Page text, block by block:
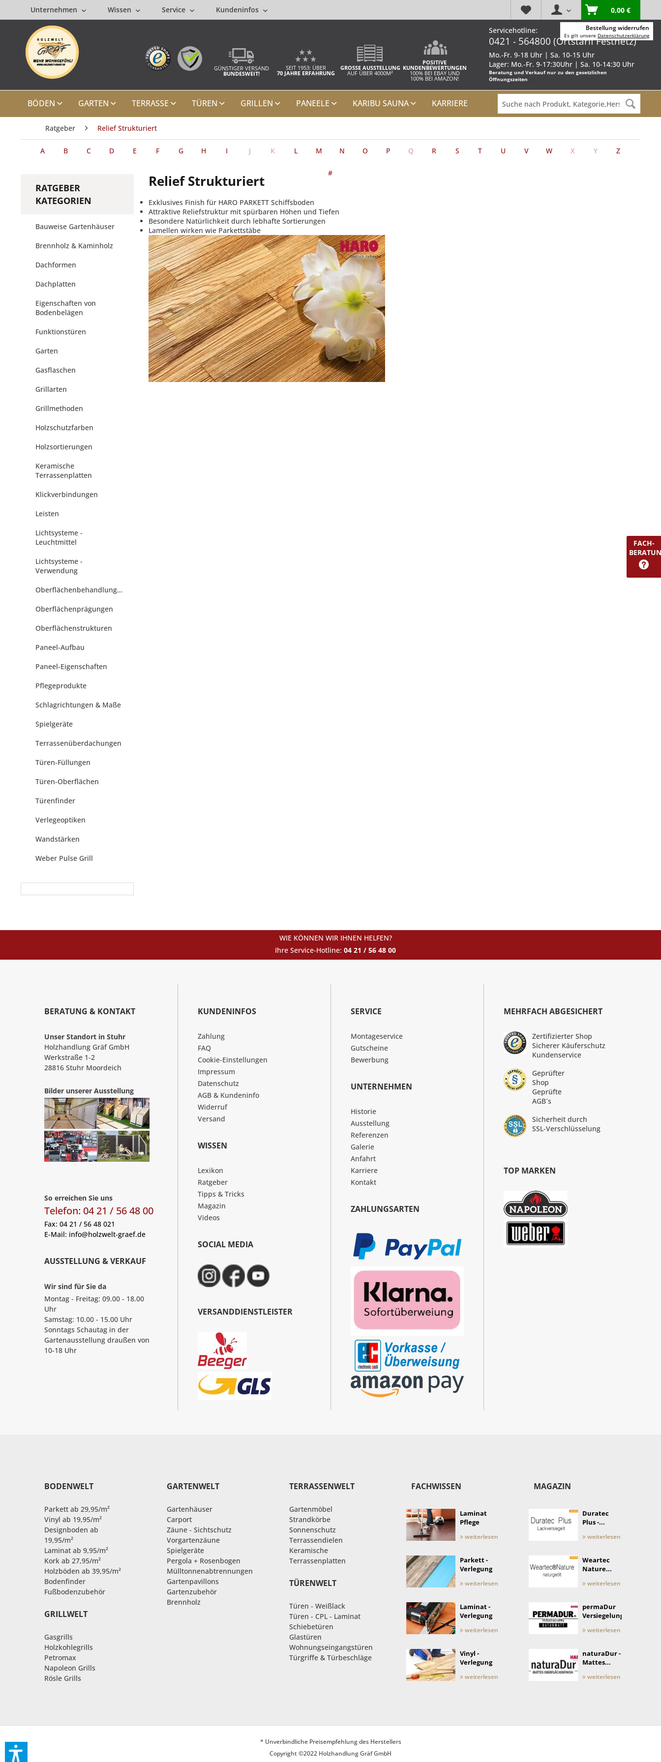
Unternehmen Wissen Service Kundeninfos 0,00 €
GÜNSTIGER VERSAND
BUNDESWEIT!
SEIT 1953: ÜBER
70 JAHRE ERFAHRUNG
GROSSE AUSSTELLUNG
AUF ÜBER 4000M²
POSITIVE
KUNDENBEWERTUNGEN
100% BEI EBAY UND
100% BEI AMAZON!
Servicehotline:
0421 - 564800 (Ortstarif Festnetz)
Mo.-Fr. 9-18 Uhr | Sa. 10-15 Uhr
Lager: Mo.-Fr. 9-17:30Uhr | Sa. 10-14:30 Uhr
Beratung und Verkauf nur zu den gesetzlichen
Öffnungszeiten
BÖDEN GARTEN TERRASSE TÜREN GRILLEN PANEELE KARIBU SAUNA KARRIERE
Ratgeber Relief Strukturiert
A B C D E F G H I J K L M N O P Q R S T U V W X Y Z
#
RATGEBER
KATEGORIEN
Bauweise Gartenhäuser
Brennholz & Kaminholz
Dachformen
Dachplatten
Eigenschaften von
Bodenbelägen
Funktionstüren
Garten
Gasflaschen
Grillarten
Grillmethoden
Holzschutzfarben
Holzsortierungen
Keramische
Terrassenplatten
Klickverbindungen
Leisten
Lichtsysteme -
Leuchtmittel
Lichtsysteme -
Verwendung
Oberflächenbehandlungen
Oberflächenprägungen
Oberflächenstrukturen
Paneel-Aufbau
Paneel-Eigenschaften
Pflegeprodukte
Schlagrichtungen & Maße
Spielgeräte
Terrassenüberdachungen
Türen-Füllungen
Türen-Oberflächen
Türenfinder
Verlegeoptiken
Wandstärken
Weber Pulse Grill
Relief Strukturiert
Exklusives Finish für HARO PARKETT Schiffsboden
Attraktive Reliefstruktur mit spürbaren Höhen und Tiefen
Besondere Natürlichkeit durch lebhafte Sortierungen
Lamellen wirken wie Parkettstäbe
FACH-
WIE KÖNNEN WIR IHNEN HELFEN?
Ihre Service-Hotline: 04 21 / 56 48 00
BERATUNG & KONTAKT
Unser Standort in Stuhr
Holzhandlung Gräf GmbH
Werkstraße 1-2
28816 Stuhr Moordeich
Bilder unserer Ausstellung
So erreichen Sie uns
Telefon: 04 21 / 56 48 00
Fax: 04 21 / 56 48 021
E-Mail: info@holzwelt-graef.de
AUSSTELLUNG & VERKAUF
Wir sind für Sie da
Montag - Freitag: 09.00 - 18.00
Uhr
Samstag: 10.00 - 15.00 Uhr
Sonntags Schautag in der
Gartenausstellung draußen von
10-18 Uhr
KUNDENINFOS
Zahlung
FAQ
Cookie-Einstellungen
Impressum
Datenschutz
AGB & Kundeninfo
Widerruf
Versand
WISSEN
Lexikon
Ratgeber
Tipps & Tricks
Magazin
Videos
SOCIAL MEDIA
VERSANDDIENSTLEISTER
SERVICE
Montageservice
Gutscheine
Bewerbung
UNTERNEHMEN
Historie
Ausstellung
Referenzen
Galerie
Anfahrt
Karriere
Kontakt
ZAHLUNGSARTEN
MEHRFACH ABGESICHERT
Zertifizierter Shop
Sicherer Käuferschutz
Kundenservice
Geprüfter
Shop
Geprüfte
AGB´s
Sicherheit durch
SSL-Verschlüsselung
TOP MARKEN
BODENWELT
Parkett ab 29,95/m²
Vinyl ab 19,95/m²
Designboden ab
19,95/m²
Laminat ab 9,95/m²
Kork ab 27,95/m²
Holzböden ab 39,95/m²
Bodenfinder
Fußbodenzubehör
GRILLWELT
Gasgrills
Holzkohlegrills
Petromax
Napoleon Grills
Rösle Grills
GARTENWELT
Gartenhäuser
Carport
Zäune - Sichtschutz
Vorgartenzäune
Spielgeräte
Pergola + Rosenbogen
Mülltonnenabtrennungen
Gartenpavillons
Gartenzubehör
Brennholz
TERRASSENWELT
Gartenmöbel
Strandkörbe
Sonnenschutz
Terrassendielen
Keramische
Terrassenplatten
TÜRENWELT
Türen - Weißlack
Türen - CPL - Laminat
Schiebetüren
Glastüren
Wohnungseingangstüren
Türgriffe & Türbeschläge
FACHWISSEN
Laminat
Pflege
weiterlesen
Parkett -
Verlegung
weiterlesen
Laminat -
Verlegung
weiterlesen
Vinyl -
Verlegung
weiterlesen
MAGAZIN
Duratec
Plus -...
weiterlesen
Weartec
Nature...
weiterlesen
permaDur
Versiegelung
weiterlesen
naturaDur -
Mattes...
weiterlesen
* Unverbindliche Preisempfehlung des Herstellers
Copyright ©2022 Holzhandlung Gräf GmbH
Bestellung widerrufen
Es gilt unsere Datenschutzerklärung